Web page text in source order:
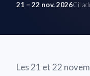
21 – 22 nov. 2026
Les 21 et 22